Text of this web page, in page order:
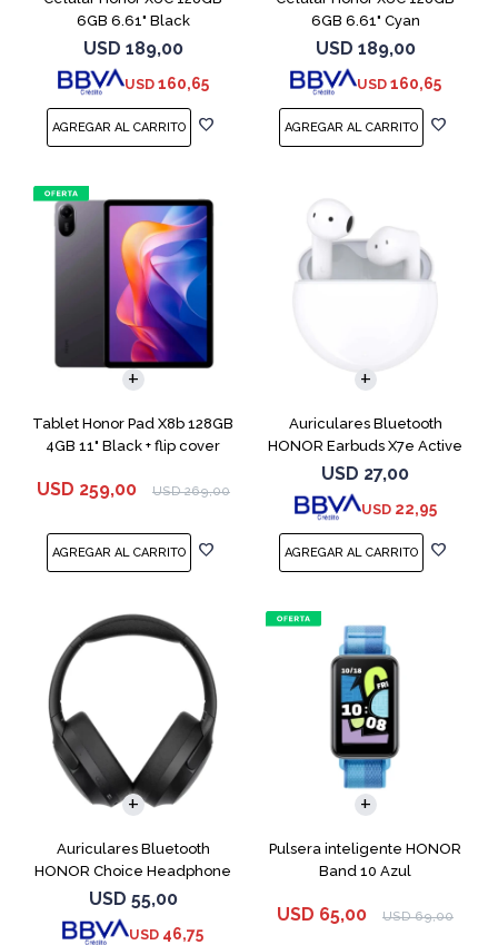
6GB 6.61" Black
USD 189,00
USD 160,65
6GB 6.61" Cyan
USD 189,00
USD 160,65
Tablet Honor Pad X8b 128GB
4GB 11" Black + flip cover
USD 259,00 USD 269,00
Auriculares Bluetooth
HONOR Earbuds X7e Active
TWS White
USD 27,00
USD 22,95
Auriculares Bluetooth
HONOR Choice Headphone
Black
USD 55,00
USD 46,75
Pulsera inteligente HONOR
Band 10 Azul
USD 65,00 USD 69,00